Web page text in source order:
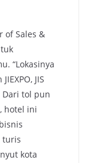
of Sales &
“Lokasinya
JIS
tol pun
hotel ini
turis
kota